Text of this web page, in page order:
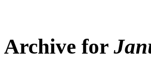
Archive for